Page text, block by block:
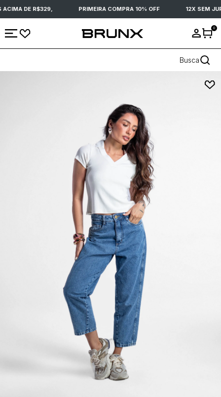
DE R$329, PRIMEIRA COMPRA 10% OFF 12X SEM
0
Busca